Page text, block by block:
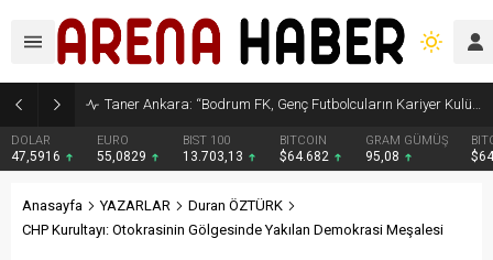
Taner Ankara: “Bodrum FK, Genç Futbolcuların Kariyer Kulübü Olacak”
DOLAR
47,5916
EURO
55,0829
BIST 100
13.703,13
BITCOIN
$64.682
GRAM GÜMÜŞ
95,08
Anasayfa YAZARLAR
Duran ÖZTÜRK
CHP Kurultayı: Otokrasinin Gölgesinde Yakılan Demokrasi Meşalesi